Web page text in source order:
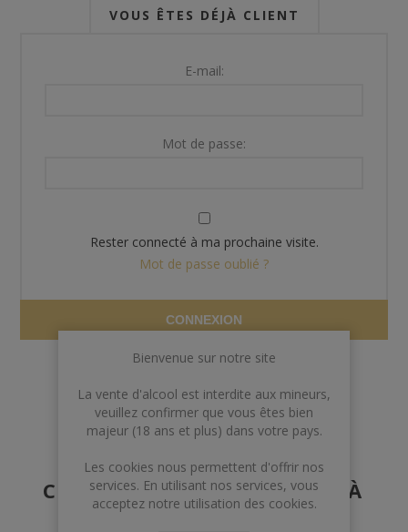
VOUS ÊTES DÉJÀ CLIENT
E-mail:
Mot de passe:
Rester connecté à ma prochaine visite.
Mot de passe oublié ?
CONNEXION
AVERTISSEMENT AUX
CLIENTS POSSÉDANT DÉJÀ
UN COMPTE
Bienvenue sur notre site
La vente d'alcool est interdite aux mineurs,
veuillez confirmer que vous êtes bien
majeur (18 ans et plus) dans votre pays.
Les cookies nous permettent d'offrir nos
services. En utilisant nos services, vous
acceptez notre utilisation des cookies.